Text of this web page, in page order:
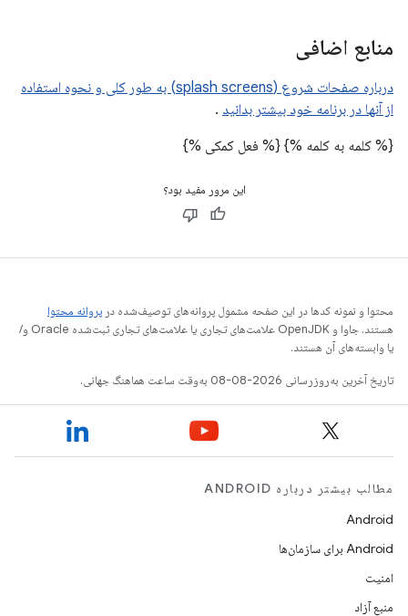
منابع اضافی
درباره صفحات شروع (splash screens) به طور کلی و نحوه استفاده
از آنها در برنامه خود بیشتر بدانید .
{% کلمه به کلمه %} {% فعل کمکی %}
این مرور مفید بود؟
محتوا و نمونه کدها در این صفحه مشمول پروانه‌های توصیف‌شده در پروانه محتوا
هستند. جاوا و OpenJDK علامت‌های تجاری یا علامت‌های تجاری ثبت‌شده Oracle و/
یا وابسته‌های آن هستند.
تاریخ آخرین به‌روزرسانی 2026-08-08 به‌وقت ساعت هماهنگ جهانی.
مطالب بیشتر درباره ANDROID
Android
Android برای سازمان‌ها
امنیت
منبع آزاد